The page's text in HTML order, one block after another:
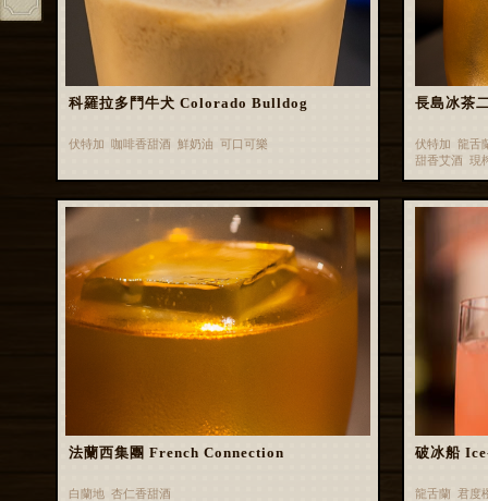
科羅拉多鬥牛犬 Colorado Bulldog
伏特加 咖啡香甜酒 鮮奶油 可口可樂
長島冰茶
伏特加 龍舌
甜香艾酒 現
法蘭西集團 French Connection
白蘭地 杏仁香甜酒
破冰船
龍舌蘭 君度